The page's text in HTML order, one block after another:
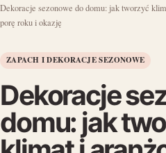
Dekoracje sezonowe do domu: jak tworzyć
porę roku i okazję
ZAPACH I DEKORACJE SEZONOWE
Dekoracje
domu: jak